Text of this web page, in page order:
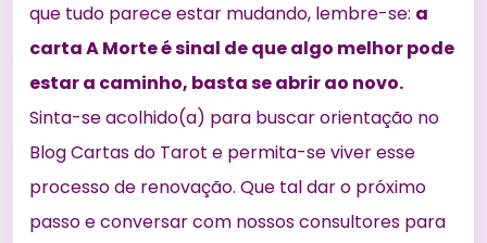
que tudo parece estar mudando, lembre-se: a
carta A Morte é sinal de que algo melhor pode
estar a caminho, basta se abrir ao novo.
Sinta-se acolhido(a) para buscar orientação no
Blog Cartas do Tarot e permita-se viver esse
processo de renovação. Que tal dar o próximo
passo e conversar com nossos consultores para